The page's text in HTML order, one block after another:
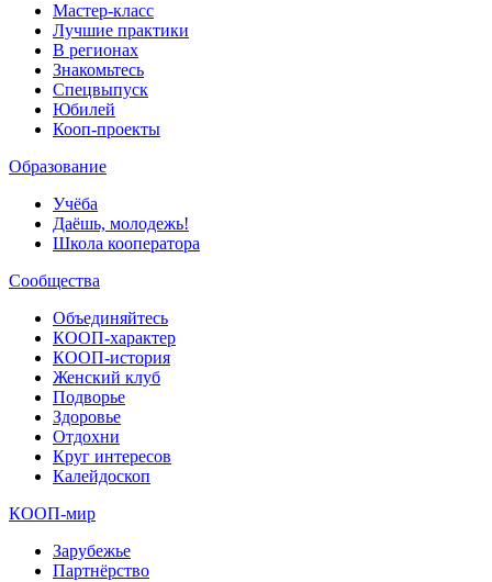
Мастер-класс
Лучшие практики
В регионах
Знакомьтесь
Спецвыпуск
Юбилей
Кооп-проекты
Образование
Учёба
Даёшь, молодежь!
Школа кооператора
Сообщества
Объединяйтесь
КООП-характер
КООП-история
Женский клуб
Подворье
Здоровье
Отдохни
Круг интересов
Калейдоскоп
КООП-мир
Зарубежье
Партнёрство